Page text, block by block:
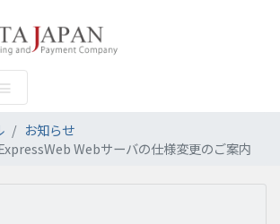
お知らせ
Webサーバの仕様変更のご案内